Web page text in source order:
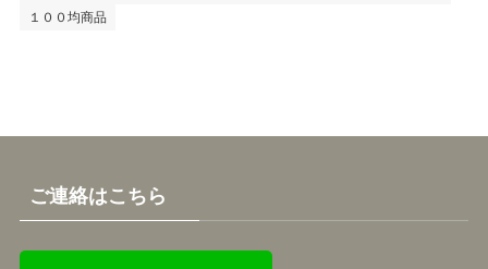
１００均商品
ご連絡はこちら